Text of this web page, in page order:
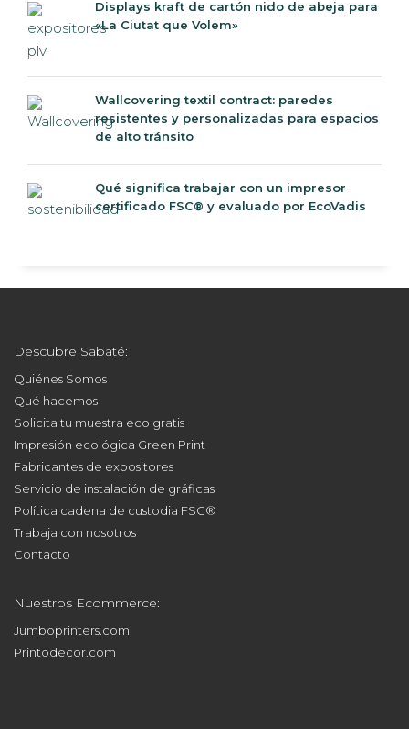
Displays kraft de cartón nido de abeja para
«La Ciutat que Volem»
Wallcovering textil contract: paredes
resistentes y personalizadas para espacios
de alto tránsito
Qué significa trabajar con un impresor
certificado FSC® y evaluado por EcoVadis
Descubre Sabaté:
Quiénes Somos
Qué hacemos
Solicita tu muestra eco gratis
Impresión ecológica Green Print
Fabricantes de expositores
Servicio de instalación de gráficas
Política cadena de custodia FSC®
Trabaja con nosotros
Contacto
Nuestros Ecommerce:
Jumboprinters.com
Printodecor.com